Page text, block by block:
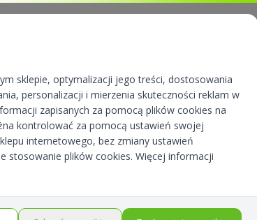
sklepie, optymalizacji jego treści, dostosowania
personalizacji i mierzenia skuteczności reklam w
zapisanych za pomocą plików cookies na
kontrolować za pomocą ustawień swojej
internetowego, bez zmiany ustawień
stosowanie plików cookies. Więcej informacji